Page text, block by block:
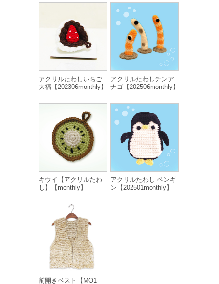
アクリルたわしいちご
大福【202306monthly】
アクリルたわしチンア
ナゴ【202506monthly】
キウイ【アクリルたわ
し】【monthly】
アクリルたわし ペンギ
ン【202501monthly】
前開きベスト【MO1-